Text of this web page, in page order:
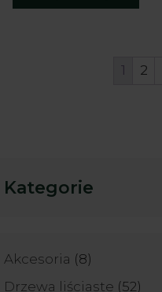
1 2
Kategorie
Akcesoria 88
produktów
Drzewa liściaste 5252